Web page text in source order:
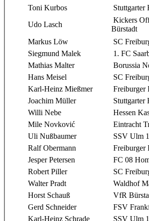
Toni Kurbos Stuttgarter
Udo Lasch
Kickers
Bürstadt
Markus Löw SC
Siegmund Malek
1. FC
Mathias Malter
Borussia
Hans Meisel
SC
Karl-Heinz Mießmer
Freiburger
Joachim Müller
Stuttgarter
Willi Nebe
Hessen
Mile Novković
Eintracht
Uli Nußbaumer
SSV Ulm
Ralf Obermann
Freiburger
Jesper Petersen
FC 08
Robert Piller
SC
Walter Pradt
Waldhof
Horst Schauß
VfR
Gerd Schneider
FSV
Karl-Heinz Schrade
SSV Ulm